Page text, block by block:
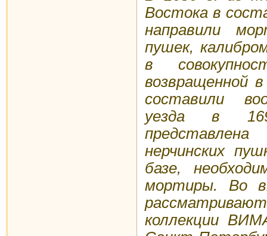
Востока в
направили
пушек,
в
возвращенной
составили
уезда в
нерчинских
базе,
мортиры. Во
коллекции